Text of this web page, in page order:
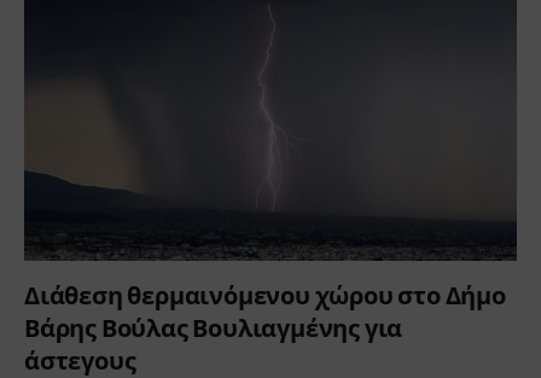
Διάθεση θερμαινόμενου χώρου στο Δήμο
Βάρης Βούλας Βουλιαγμένης για
άστεγους